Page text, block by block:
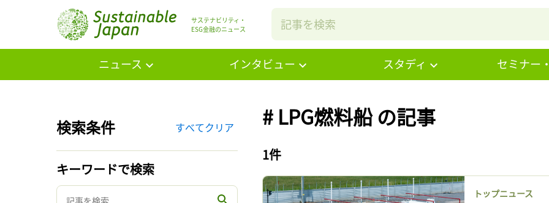
サステナビリティ・
ESG金融のニュース
ニュース インタビュー スタディ セミナー
検索条件 すべてクリア
キーワードで検索
# LPG燃料船 の記事
1件
トップニュース